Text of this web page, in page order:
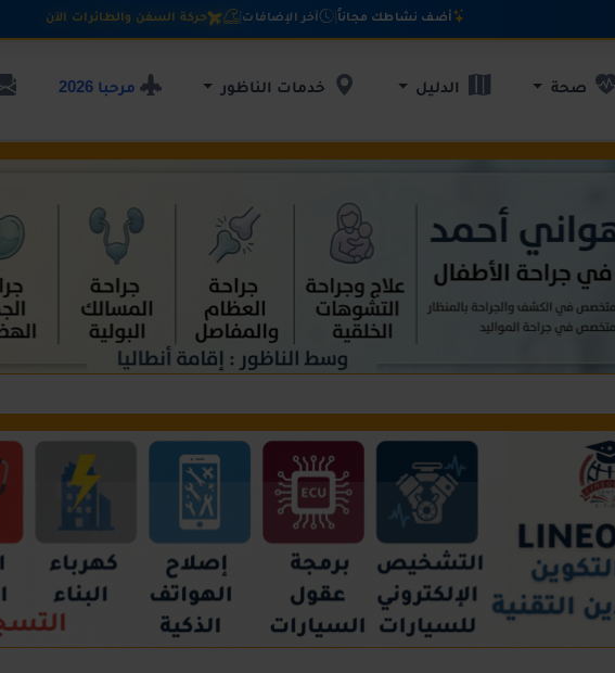
أضف نشاطك مجاناً | آخر الإضافات حركة السفن والطائرات الآن
صحة الدليل خدمات الناظور مرحبا 2026